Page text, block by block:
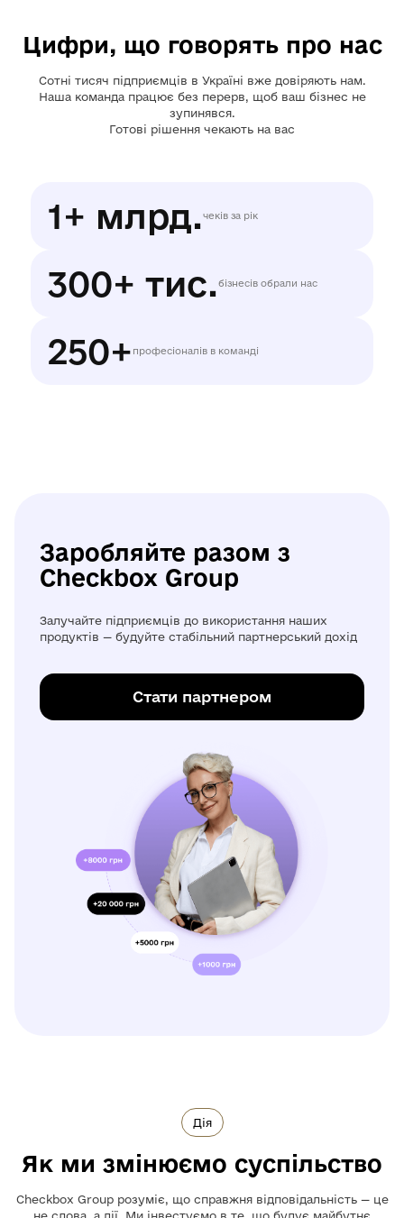
Цифри, що говорять про нас
Сотні тисяч підприємців в Україні вже довіряють нам.
Наша команда працює без перерв, щоб ваш бізнес не
зупинявся.
Готові рішення чекають на вас
300+ тис.бізнесів обрали нас
250+ професіоналів в команді
1+ млрд.чеків за рік
Заробляйте разом з
Checkbox Group
Залучайте підприємців до використання наших
продуктів — будуйте стабільний партнерський дохід
Стати партнером
Дія
Як ми змінюємо суспільство
Checkbox Group розуміє, що справжня відповідальність — це